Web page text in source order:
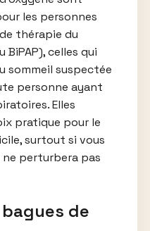
les personnes
thérapie du
BiPAP), celles qui
sommeil suspectée
personne ayant
Elles
pratique pour le
surtout si vous
perturbera pas
de